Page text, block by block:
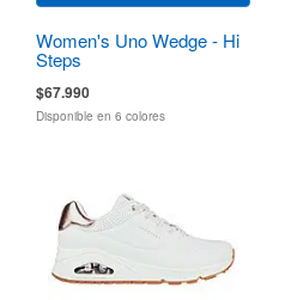
Women's Uno Wedge - Hi
Steps
$67.990
Disponible en 6 colores